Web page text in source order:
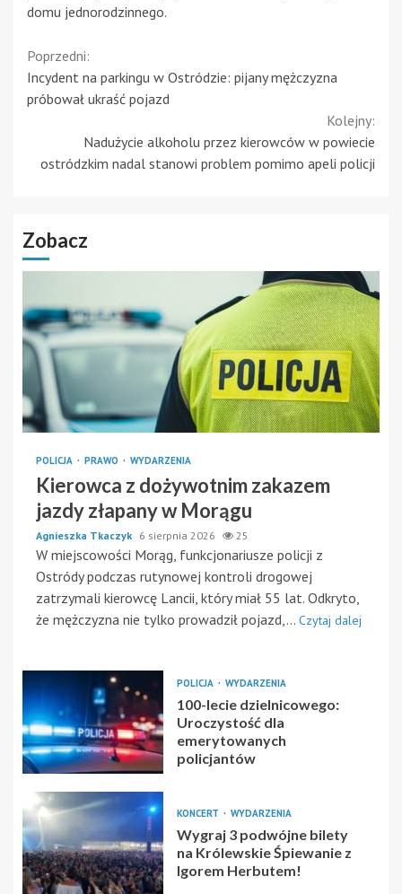
domu jednorodzinnego.
Continue
Reading
Poprzedni:
Incydent na parkingu w Ostródzie: pijany mężczyzna
próbował ukraść pojazd
Kolejny:
Nadużycie alkoholu przez kierowców w powiecie
ostródzkim nadal stanowi problem pomimo apeli policji
Zobacz
POLICJA PRAWO WYDARZENIA
Kierowca z dożywotnim zakazem
jazdy złapany w Morągu
Agnieszka Tkaczyk 6 sierpnia 2026 25
W miejscowości Morąg, funkcjonariusze policji z
Ostródy podczas rutynowej kontroli drogowej
zatrzymali kierowcę Lancii, który miał 55 lat. Odkryto,
że mężczyzna nie tylko prowadził pojazd,... Czytaj dalej
POLICJA WYDARZENIA
100-lecie dzielnicowego:
Uroczystość dla
emerytowanych
policjantów
KONCERT WYDARZENIA
Wygraj 3 podwójne bilety
na Królewskie Śpiewanie z
Igorem Herbutem!